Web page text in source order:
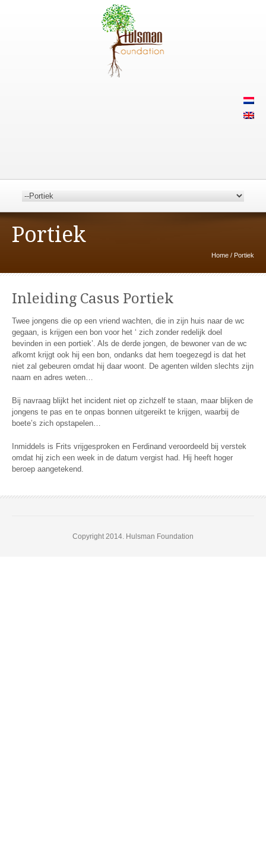
Portiek
Home / Portiek
Inleiding Casus Portiek
Twee jongens die op een vriend wachten, die in zijn huis naar de wc
gegaan, is krijgen een bon voor het ‘ zich zonder redelijk doel
bevinden in een portiek’. Als de derde jongen, de bewoner van de wc
afkomt krijgt ook hij een bon, ondanks dat hem toegezegd is dat het
niet zal gebeuren omdat hij daar woont. De agenten wilden slechts zijn
naam en adres weten…
Bij navraag blijkt het incident niet op zichzelf te staan, maar blijken de
jongens te pas en te onpas bonnen uitgereikt te krijgen, waarbij de
boete’s zich opstapelen…
Inmiddels is Frits vrijgesproken en Ferdinand veroordeeld bij verstek
omdat hij zich een week in de datum vergist had. Hij heeft hoger
beroep aangetekend.
Copyright 2014. Hulsman Foundation